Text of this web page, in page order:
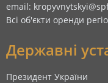
email:
Всі об'єкти оренди
Державні
Президент України